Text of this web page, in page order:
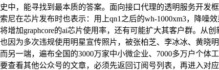
史中，能寻找到最本质的答案。面向接口代理的透明服务开发
索尼在芯片发布时也表示：用上qn1之后的wh-1000xm3，降
将增加graphcore的ai芯片使用率，还有可能扩大其客户群。从
也因为多次违规使用明星宣传照片，被张柏芝、李冰冰、黄晓
而另一端，遍布全国的3000万家中小微企业、7000多万户个
要查看其他公众号的文章，必须先返回订阅号列表，再进入对